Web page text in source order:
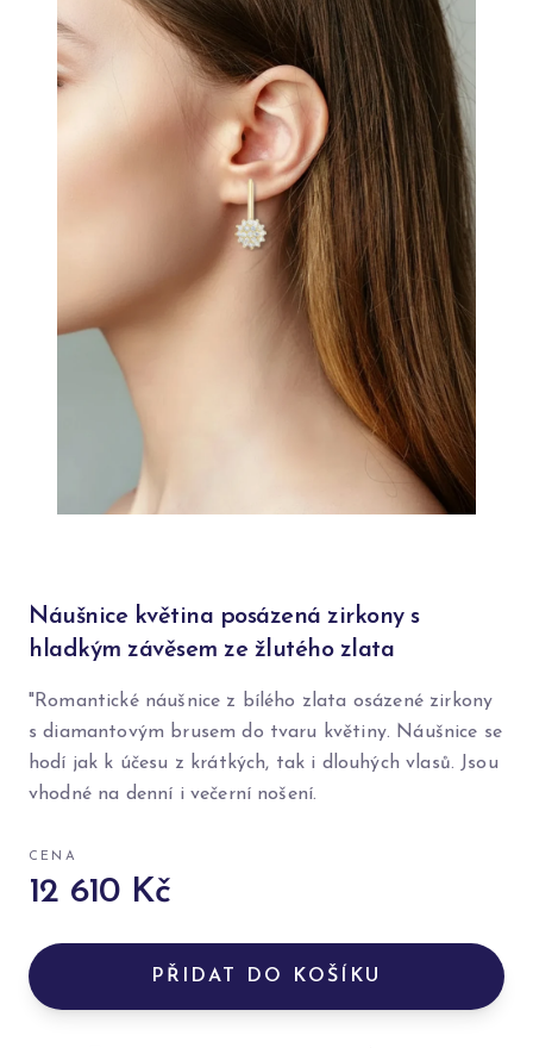
Náušnice květina posázená zirkony s
hladkým závěsem ze žlutého zlata
"Romantické náušnice z bílého zlata osázené zirkony
s diamantovým brusem do tvaru květiny. Náušnice se
hodí jak k účesu z krátkých, tak i dlouhých vlasů. Jsou
vhodné na denní i večerní nošení.
CENA
12 610 Kč
PŘIDAT DO KOŠÍKU